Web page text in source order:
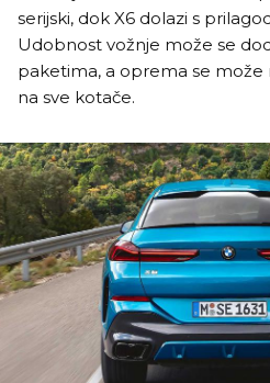
serijski, dok X6 dolazi s
Udobnost vožnje može se
paketima, a oprema se
na sve kotače.